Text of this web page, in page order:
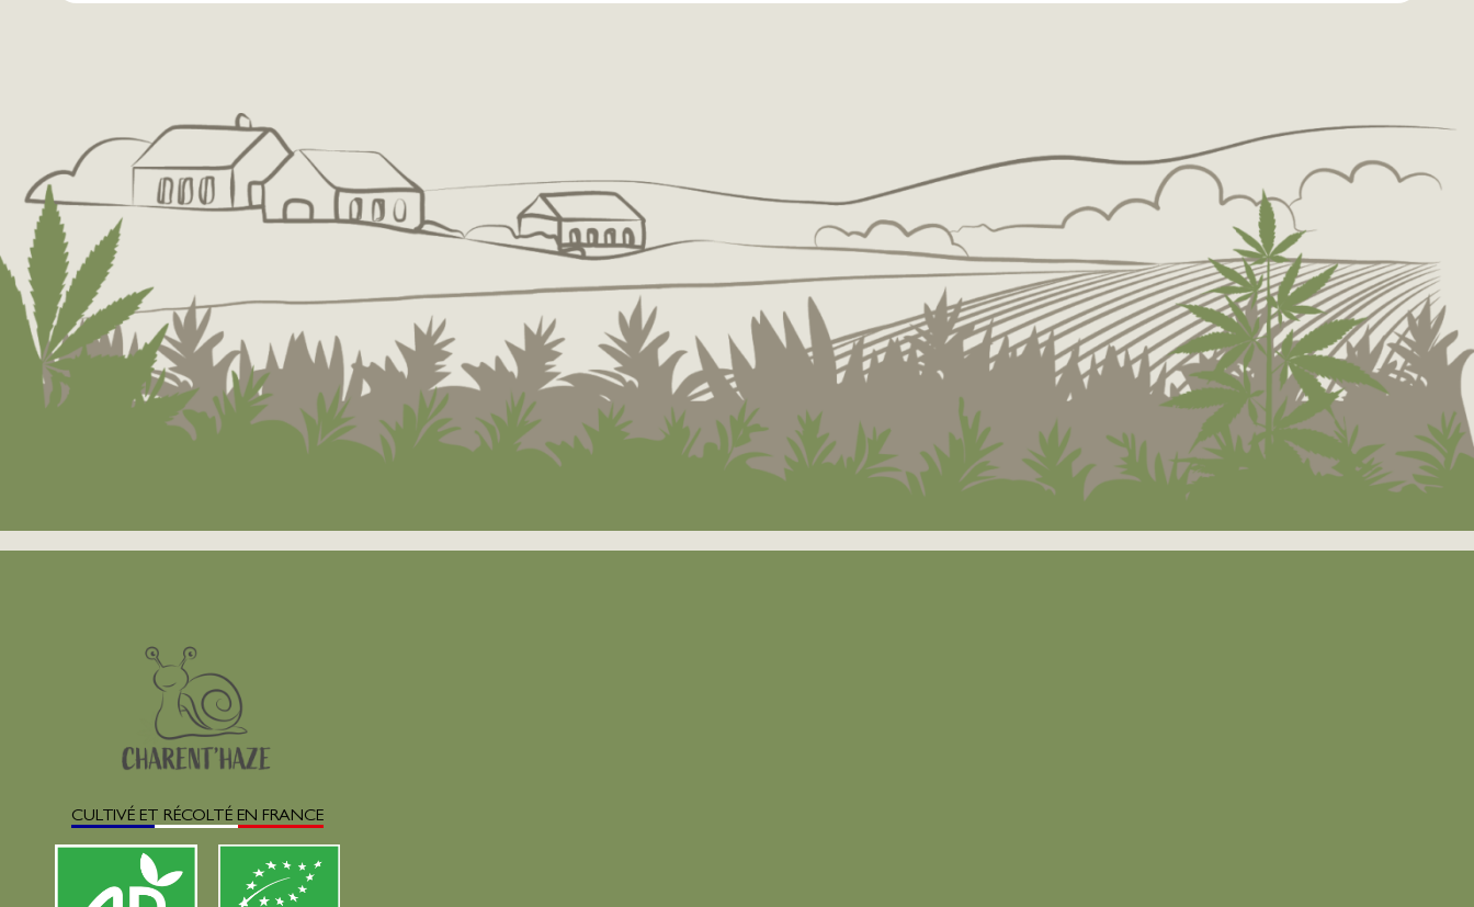
CULTIVÉ ET RÉCOLTÉ EN FRANCE